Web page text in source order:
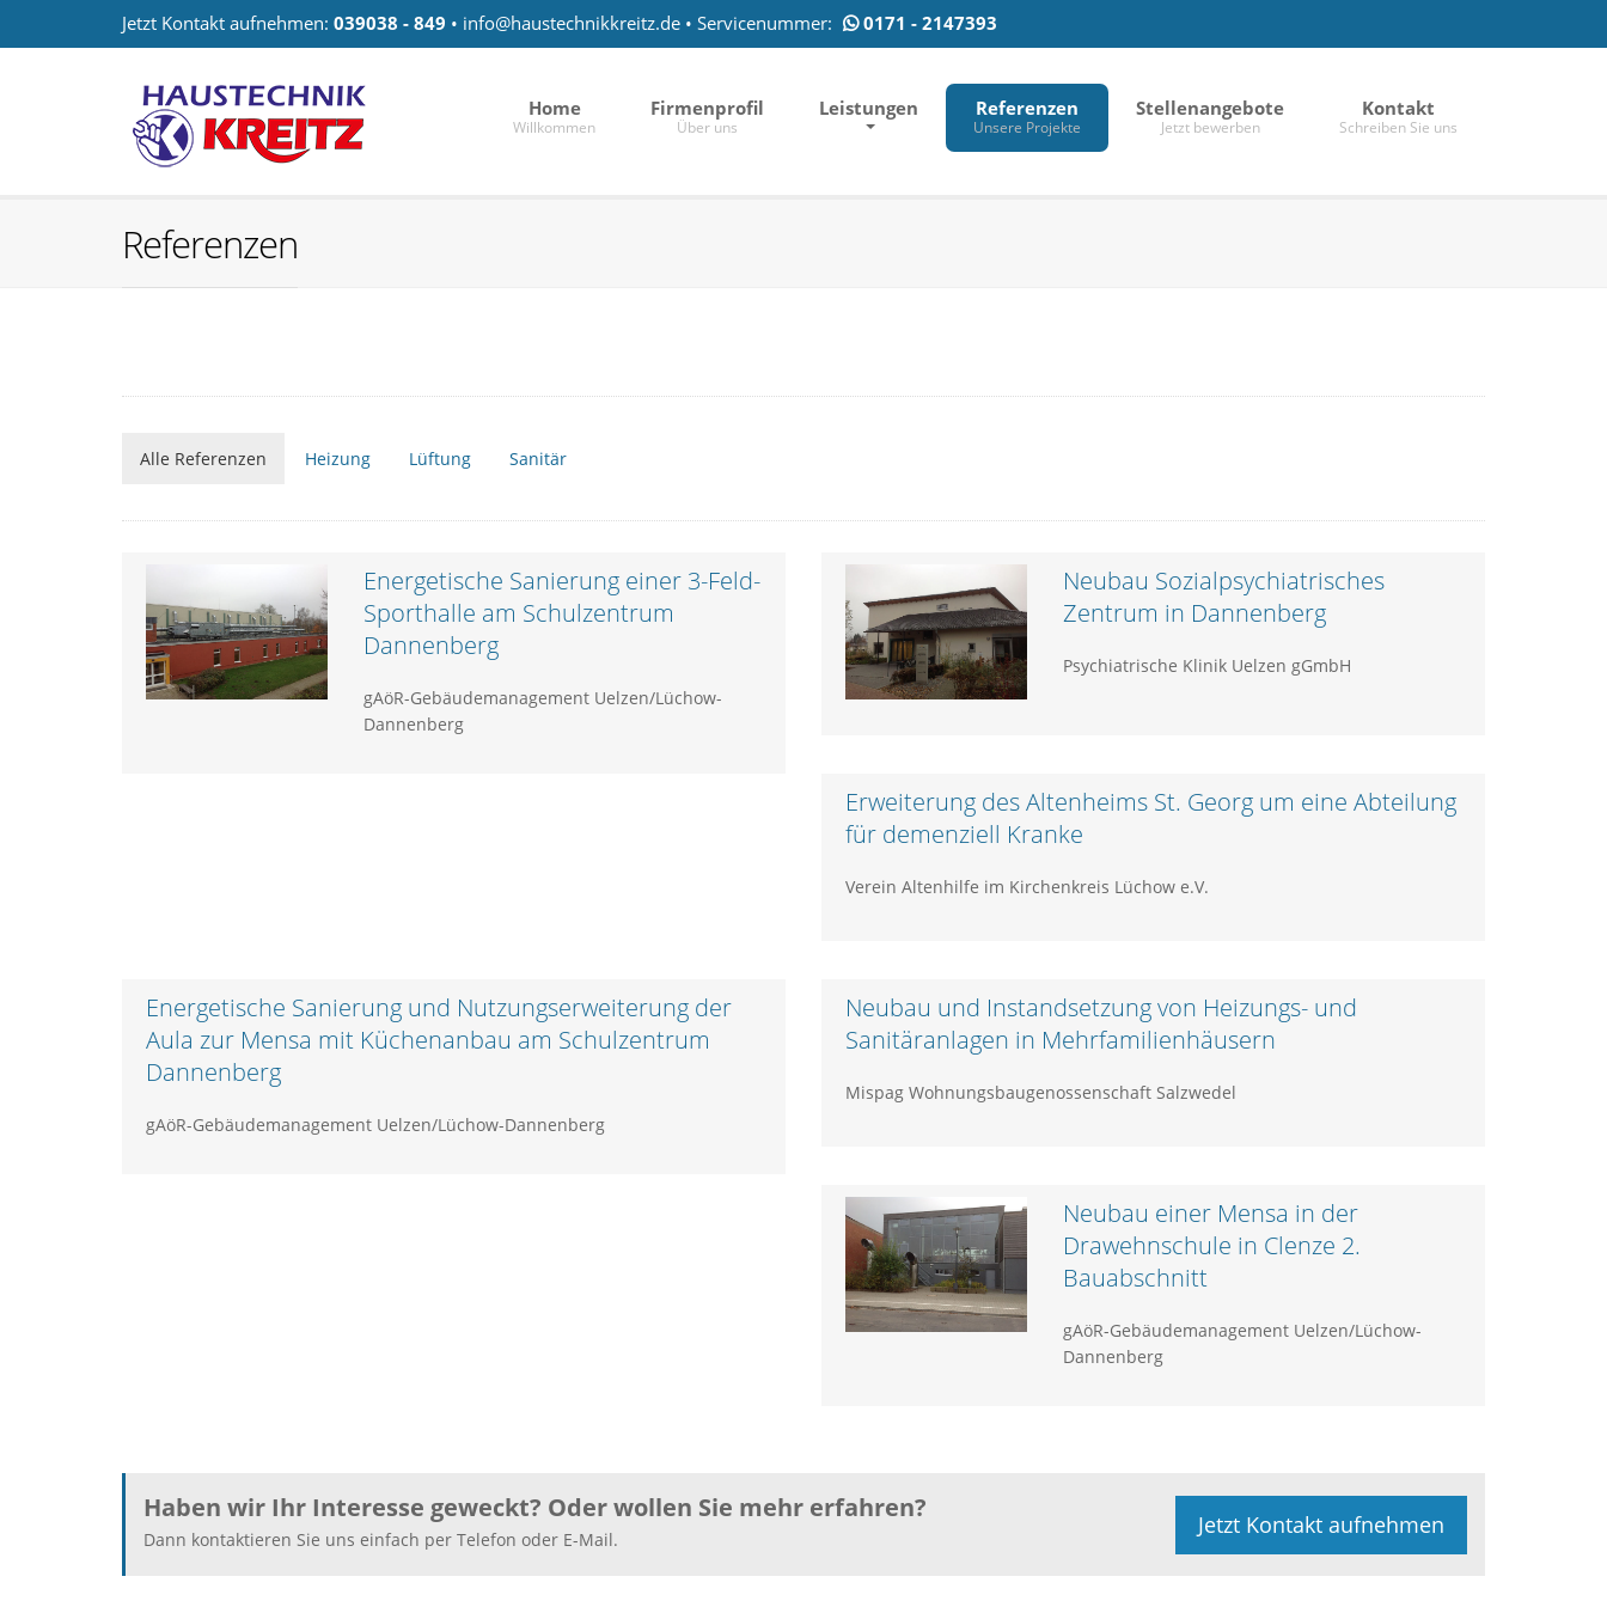
Jetzt Kontakt aufnehmen: 039038 - 849 • info@haustechnikkreitz.de • Servicenummer: 0171 - 2147393
Home
Willkommen
Firmenprofil
Über uns
Leistungen Referenzen
Unsere Projekte
Stellenangebote
Jetzt bewerben
Kontakt
Schreiben Sie uns
Referenzen
Alle Referenzen Heizung Lüftung Sanitär
Energetische Sanierung einer 3-Feld-
Sporthalle am Schulzentrum
Dannenberg
gAöR-Gebäudemanagement Uelzen/Lüchow-
Dannenberg
Neubau Sozialpsychiatrisches
Zentrum in Dannenberg
Psychiatrische Klinik Uelzen gGmbH
Erweiterung des Altenheims St. Georg um eine Abteilung
für demenziell Kranke
Verein Altenhilfe im Kirchenkreis Lüchow e.V.
Energetische Sanierung und Nutzungserweiterung der
Aula zur Mensa mit Küchenanbau am Schulzentrum
Dannenberg
gAöR-Gebäudemanagement Uelzen/Lüchow-Dannenberg
Neubau und Instandsetzung von Heizungs- und
Sanitäranlagen in Mehrfamilienhäusern
Mispag Wohnungsbaugenossenschaft Salzwedel
Neubau einer Mensa in der
Drawehnschule in Clenze 2.
Bauabschnitt
gAöR-Gebäudemanagement Uelzen/Lüchow-
Dannenberg
Haben wir Ihr Interesse geweckt? Oder wollen Sie mehr erfahren?
Dann kontaktieren Sie uns einfach per Telefon oder E-Mail.
Jetzt Kontakt aufnehmen